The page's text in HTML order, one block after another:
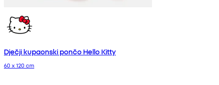
Dječji kupaonski pončo Hello Kitty
60 x 120 cm